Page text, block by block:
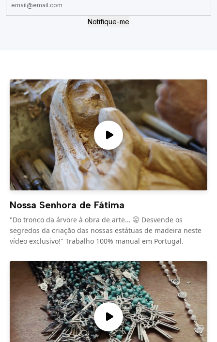
Notifique-me
Nossa Senhora de Fátima
"Do tronco da árvore à obra de arte... 🤫 Desvende os
segredos da criação das nossas estátuas de madeira neste
vídeo exclusivo!" Trabalho 100% manual em Portugal.